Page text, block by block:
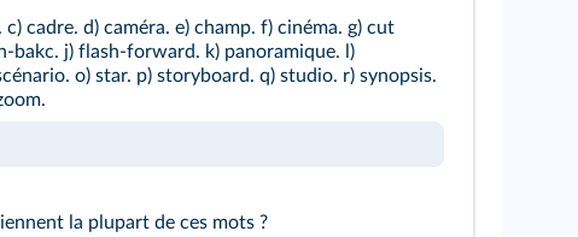
cadre. d) caméra. e) champ. f) cinéma. g) cut
bakc. j) flash-forward. k) panoramique. l)
o) star. p) storyboard. q) studio. r) synopsis.
la plupart de ces mots ?